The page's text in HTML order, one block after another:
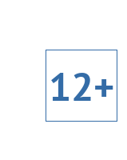
12+